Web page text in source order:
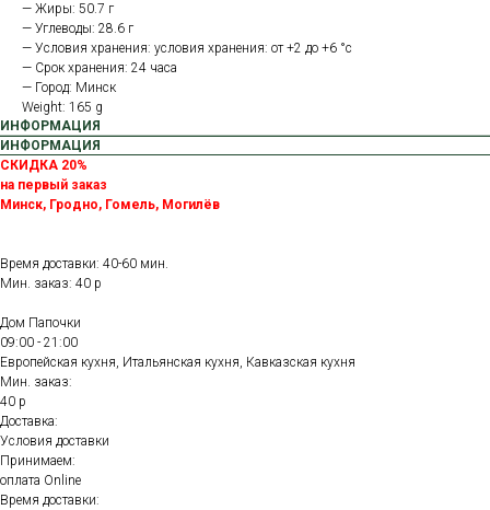
— Жиры: 50.7 г
— Углеводы: 28.6 г
— Условия хранения: условия хранения: от +2 до +6 °с
— Срок хранения: 24 часа
— Город: Минск
Weight: 165 g
ИНФОРМАЦИЯ
ИНФОРМАЦИЯ
СКИДКА 20%
на первый заказ
Минск, Гродно, Гомель, Могилёв
Время доставки: 40-60 мин.
Мин. заказ: 40 р
Дом Папочки
09:00 - 21:00
Европейская кухня, Итальянская кухня, Кавказская кухня
Мин. заказ:
40 р
Доставка:
Условия доставки
Принимаем:
оплата Online
Время доставки: